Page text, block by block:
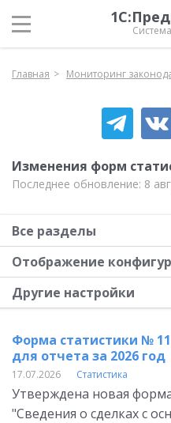
Главная Мониторинг
Изменения форм
Последнее обновление: 8
Форма статистики №
для отчета за 2026 год
17.07.2026 Статистика
Утверждена новая
"Сведения о сделках с
Все разделы
Отображение
Другие настройки